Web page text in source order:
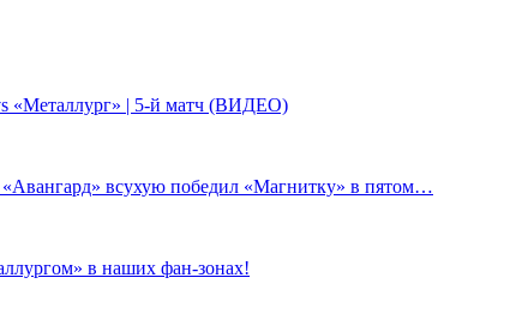
«Металлург» | 5-й матч (ВИДЕО)
всухую победил «Магнитку» в пятом…
в наших фан-зонах!